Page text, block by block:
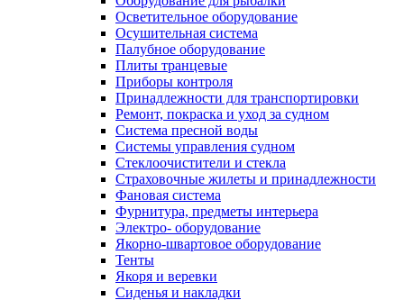
Осветительное оборудование
Осушительная система
Палубное оборудование
Плиты транцевые
Приборы контроля
Принадлежности для транспортировки
Ремонт, покраска и уход за судном
Система пресной воды
Системы управления судном
Стеклоочистители и стекла
Страховочные жилеты и принадлежности
Фановая система
Фурнитура, предметы интерьера
Электро- оборудование
Якорно-швартовое оборудование
Тенты
Якоря и веревки
Сиденья и накладки